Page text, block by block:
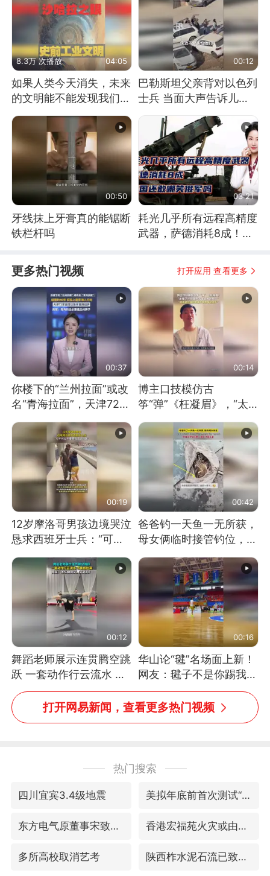
8.3万 次播放 04:05
如果人类今天消失，未来
的文明能不能发现我们存
在过？
00:12
巴勒斯坦父亲背对以色列
士兵 当面大声告诉儿
子：永远不要害怕他们！
00:50
牙线抹上牙膏真的能锯断
铁栏杆吗
03:21
耗光几乎所有远程高精度
武器，萨德消耗8成！美
更多热门视频 打开应用 查看更多
00:37
你楼下的“兰州拉面”或改
名“青海拉面”，天津72家
00:14
博主口技模仿古
筝“弹”《枉凝眉》，“太
吗？”“或将成为首位考级
不带古筝的选手。”（来
源：新华每日电讯）
00:19
12岁摩洛哥男孩边境哭泣
恳求西班牙士兵：“可不
00:42
爸爸钓一天鱼一无所获，
母女俩临时接管钓位，用
00:12
舞蹈老师展示连贯腾空跳
跃 一套动作行云流水 节
奏感拉满 网友：怎么做
到又舞又武的？
00:16
华山论“毽”名场面上新！
网友：毽子不是你踢我
捡，我踢你捡吗
打开网易新闻，查看更多热门视频
热门搜索
四川宜宾3.4级地震 美拟年底前首次测试“金穹”反导系统
东方电气原董事宋致远被查 香港宏福苑火灾或由烟头引起
多所高校取消艺考 陕西柞水泥石流已致2死 仍有1人失联